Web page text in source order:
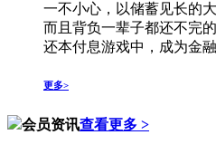
一不小心，以储蓄见长的
而且背负一辈子都还不完
还本付息游戏中，成为金
更多>
会员资讯查看更多 >